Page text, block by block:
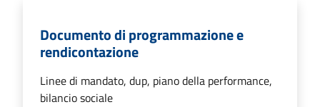
Documento di programmazione e
rendicontazione
Linee di mandato, dup, piano della performance,
bilancio sociale